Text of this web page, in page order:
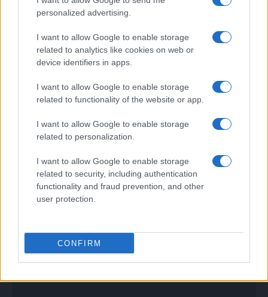
personalized advertising.
I want to allow Google to enable storage
related to analytics like cookies on web or
device identifiers in apps.
I want to allow Google to enable storage
related to functionality of the website or app.
I want to allow Google to enable storage
related to personalization.
I want to allow Google to enable storage
related to security, including authentication
functionality and fraud prevention, and other
user protection.
CONFIRM
Quienes somos
Últimas Noticias
Señala una noticia
Síguenos en Facebook
televisión, crónica, deportes, gente, política y todas las noticias sobre
su ciudad.
confidencial, escríbanos astaff@actualidad.es: nos ocuparemos de
la retirada del material que atenta contra los derechos de terceros.
Politica de cookies
Procesamiento de datos
Todos los contenidos se han realizado de forma híbrida por una